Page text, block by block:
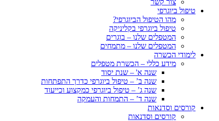
צור קשר
טיפול ביוגרפי
מהו הטיפול הביוגרפי?
טיפול ביוגרפי בקליניקה
המטפלים שלנו – בוגרים
המטפלים שלנו – מתמחים
לימודי הכשרה
מידע כללי – הכשרת מטפלים
שנה א' – שנת יסוד
שנה ב’ – טיפול ביוגרפי כדרך התפתחות
שנה ג’ – טיפול ביוגרפי כמקצוע וכייעוד
שנה ד’ – התמחות והעמקה
קורסים וסדנאות
קורסים וסדנאות